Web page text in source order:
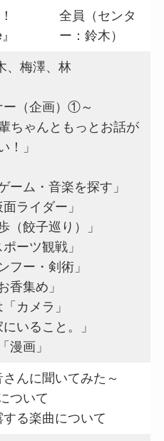
全員（センタ
ー：鈴木）
、梅澤、林
ー（企画）①～
ちゃんともっとお話が
！」
ーム・音楽を探す」
ライダー」
（餃子巡り）」
ーツ観戦」
フー・剣術」
香集め」
カメラ」
いること。」
漫画」
んに聞いてみた～
ついて
する楽曲について